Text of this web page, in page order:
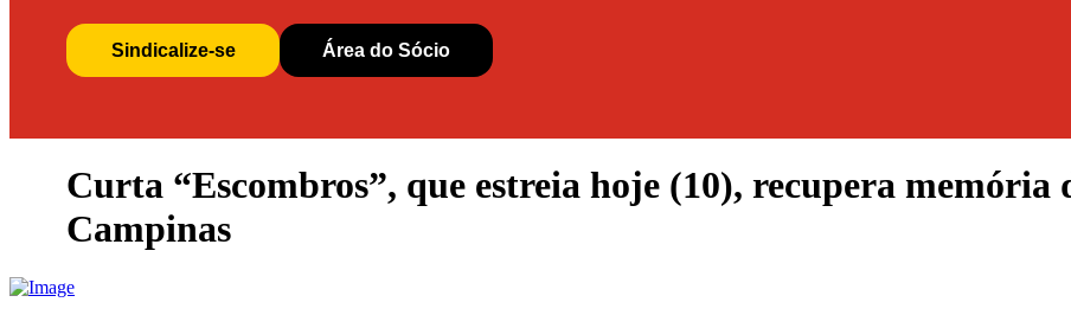
Sindicalize-se Área do Sócio
Curta “Escombros”, que estreia hoje (10), recupera memória
Campinas